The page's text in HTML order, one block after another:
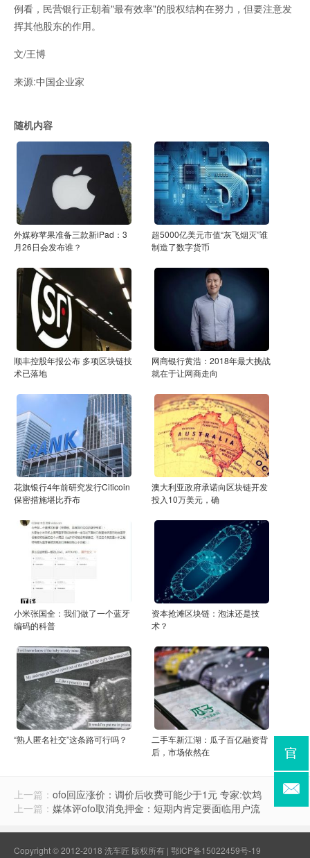
例看，民营银行正朝着"最有效率"的股权结构在努力，但要注意发
挥其他股东的作用。
文/王博
来源:中国企业家
随机内容
外媒称苹果准备三款新iPad：3
月26日会发布谁？
超5000亿美元市值“灰飞烟灭”谁
制造了数字货币
顺丰控股年报公布 多项区块链技
术已落地
网商银行黄浩：2018年最大挑战
就在于让网商走向
花旗银行4年前研究发行Citicoin
保密措施堪比乔布
澳大利亚政府承诺向区块链开发
投入10万美元，确
小米张国全：我们做了一个蓝牙
编码的科普
资本抢滩区块链：泡沫还是技
术？
“熟人匿名社交”这条路可行吗？
二手车新江湖：瓜子百亿融资背
后，市场依然在
上一篇： ofo回应涨价：调价后收费可能少于1元 专家:饮鸩
上一篇： 媒体评ofo取消免押金：短期内肯定要面临用户流
Copyright © 2012-2018 洗车匠 版权所有 | 鄂ICP备15022459号-19